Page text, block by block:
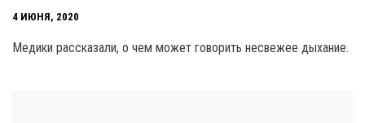
4 ИЮНЯ, 2020
Медики рассказали, о чем может говорить несвежее дыхание.